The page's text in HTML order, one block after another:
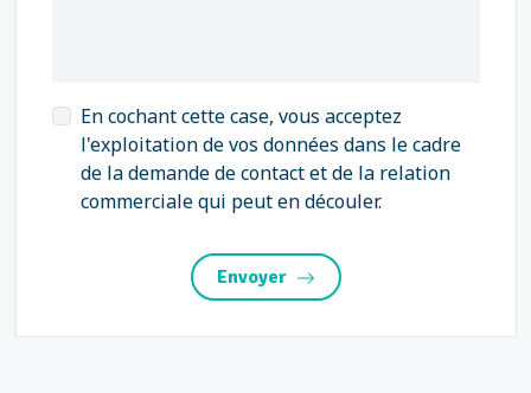
En cochant cette case, vous acceptez
l'exploitation de vos données dans le cadre
de la demande de contact et de la relation
commerciale qui peut en découler.
Envoyer